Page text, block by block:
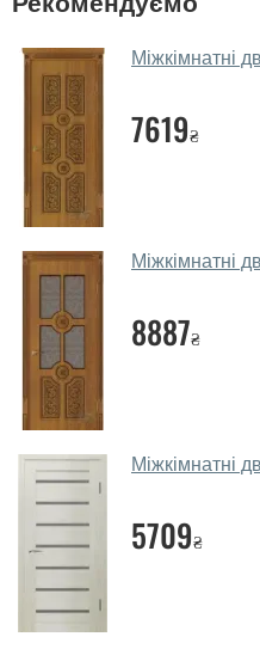
дверей.
Чи допомагаєте
Так. Ми консультуємо
месенджери, онлайн-чат
салоні-магазині.
Які основні
ваших
Каркас полотна
євробрусу (власного
накладками товщиною 20
МДФ, вся конструкція
надійною.
Які дверні
Наші рекомендації
параметрів, бюджету та
дверних полотен
Міжкімнатні
7619₴
Міжкімнатні
8887₴
Міжкімнатні
5709₴